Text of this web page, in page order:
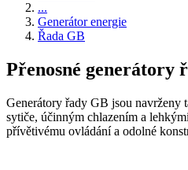
...
Generátor energie
Řada GB
Přenosné generátory
Generátory řady GB jsou navrženy
sytiče, účinným chlazením a
přívětivému ovládání a odolné